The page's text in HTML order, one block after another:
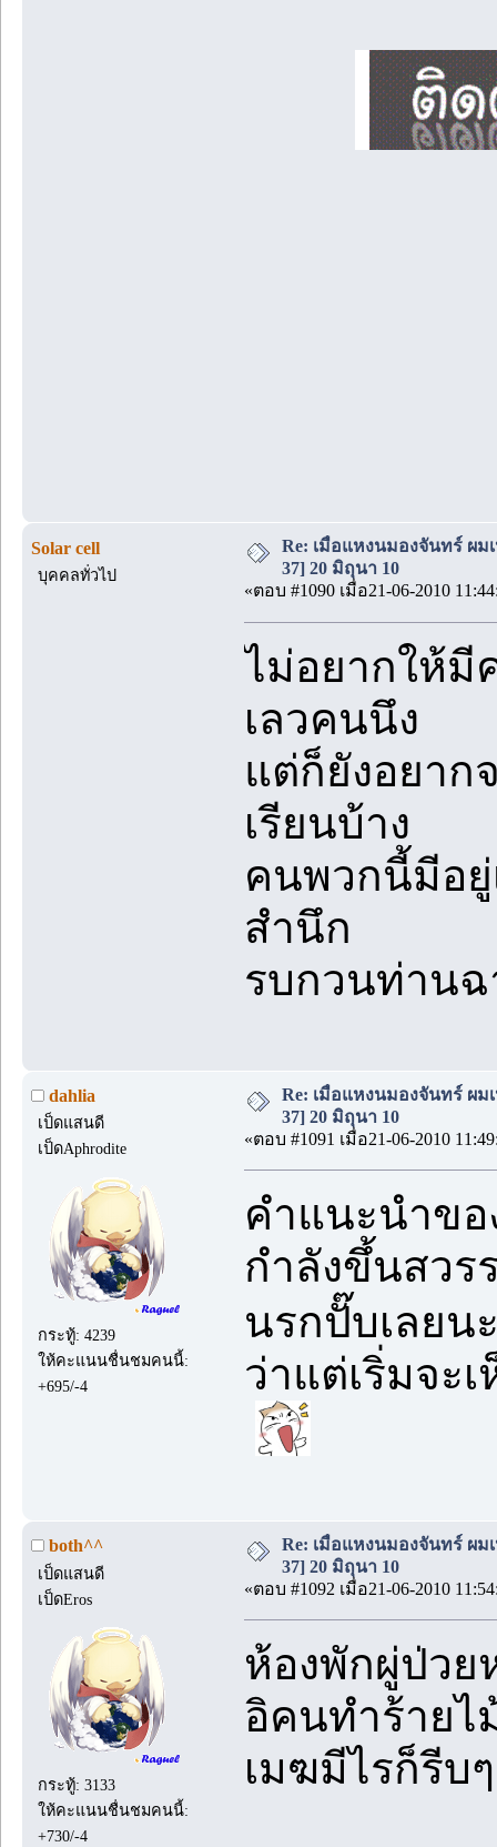
Solar cell
บุคคลทั่วไป
Re: เมื่อแหงนมองจันทร์ ผม
37] 20 มิถุนา 10
«ตอบ #1090 เมื่อ21-06-2010
ไม่อยากให้มี
เลวคนนึง
แต่ก็ยังอยา
เรียนบ้าง
คนพวกนี้มีอยู่
สำนึก
รบกวนท่านฉ
dahlia
เป็ดแสนดี
เป็ดAphrodite
กระทู้: 4239
ให้คะแนนชื่นชมคนนี้:
+695/-4
Re: เมื่อแหงนมองจันทร์ ผม
37] 20 มิถุนา 10
«ตอบ #1091 เมื่อ21-06-2010
คำแนะนำขอ
กำลังขึ้นสวร
นรกปั๊บเลย
ว่าแต่เริ่มจะ
both^^
เป็ดแสนดี
เป็ดEros
กระทู้: 3133
ให้คะแนนชื่นชมคนนี้:
+730/-4
Re: เมื่อแหงนมองจันทร์ ผม
37] 20 มิถุนา 10
«ตอบ #1092 เมื่อ21-06-2010
ห้องพักผู่ป่วย
อิคนทำร้ายไ
เมฆมีไรก็รีบ